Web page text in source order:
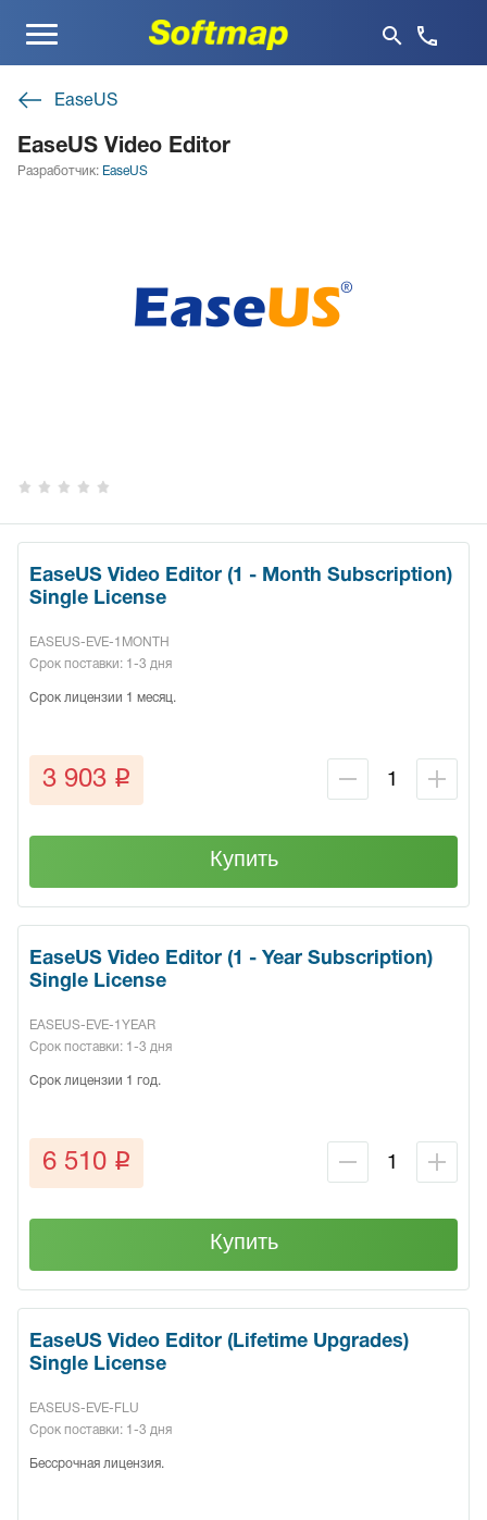
Меню
EaseUS
EaseUS Video Editor
Разработчик: EaseUS
EaseUS Video Editor (1 - Month Subscription)
Single License
EASEUS-EVE-1MONTH
Срок поставки: 1-3 дня
Срок лицензии 1 месяц.
3 903 q
Купить
EaseUS Video Editor (1 - Year Subscription)
Single License
EASEUS-EVE-1YEAR
Срок поставки: 1-3 дня
Срок лицензии 1 год.
6 510 q
Купить
EaseUS Video Editor (Lifetime Upgrades)
Single License
EASEUS-EVE-FLU
Срок поставки: 1-3 дня
Бессрочная лицензия.